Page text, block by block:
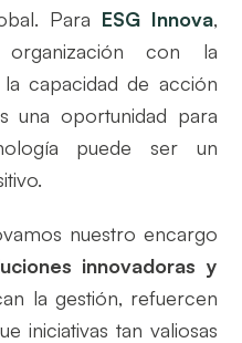
Para ESG Innova,
con la
capacidad de acción
una oportunidad para
puede ser un
nuestro encargo
innovadoras y
la gestión, refuercen
iniciativas tan valiosas